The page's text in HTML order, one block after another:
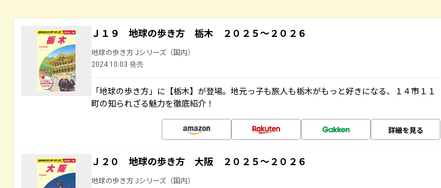
Ｊ１９ 地球の歩き方 栃木 ２０２５～２０２６
地球の歩き方 Jシリーズ（国内）
2024.10.03 発売
「地球の歩き方」に【栃木】が登場。地元っ子も旅人も栃木がもっと好きになる、１４市１１
町の知られざる魅力を徹底紹介！
詳細を見る
Ｊ２０ 地球の歩き方 大阪 ２０２５～２０２６
地球の歩き方 Jシリーズ（国内）